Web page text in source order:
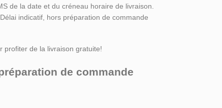
de la date et du créneau horaire de livraison.
indicatif, hors préparation de commande
profiter de la livraison gratuite!
de commande